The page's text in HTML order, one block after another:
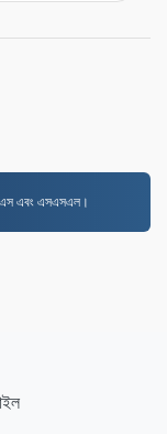
এবং এসএসএল।